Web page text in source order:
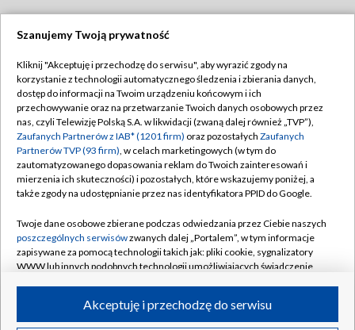
TVP
Abonament TVP
Emisja w TVP
Centrum informacji TVP
Naziemna Telewizja Cyfrowa
Rada Programowa
System NOS
Informacje o nadawcy
Program dla prasy
Regulamin TVP
Polityka prywatności
Moje zgody
Pomoc
Kontakt
Kanały
Szanujemy Twoją prywatność
Kliknij "Akceptuję i przechodzę do serwisu", aby wyrazić zgody na
korzystanie z technologii automatycznego śledzenia i zbierania danych,
dostęp do informacji na Twoim urządzeniu końcowym i ich
przechowywanie oraz na przetwarzanie Twoich danych osobowych przez
nas, czyli Telewizję Polską S.A. w likwidacji (zwaną dalej również „TVP”),
Zaufanych Partnerów z IAB* (1201 firm) oraz pozostałych Zaufanych
Partnerów TVP (93 firm), w celach marketingowych (w tym do
zautomatyzowanego dopasowania reklam do Twoich zainteresowań i
mierzenia ich skuteczności) i pozostałych, które wskazujemy poniżej, a
także zgody na udostępnianie przez nas identyfikatora PPID do Google.
Twoje dane osobowe zbierane podczas odwiedzania przez Ciebie naszych
poszczególnych serwisówzwanych dalej „Portalem”, w tym informacje
zapisywane za pomocą technologii takich jak: pliki cookie, sygnalizatory
WWW lub innych podobnych technologii umożliwiających świadczenie
ruchu w Internecie.Akceptuję i przechodzę do serwisu